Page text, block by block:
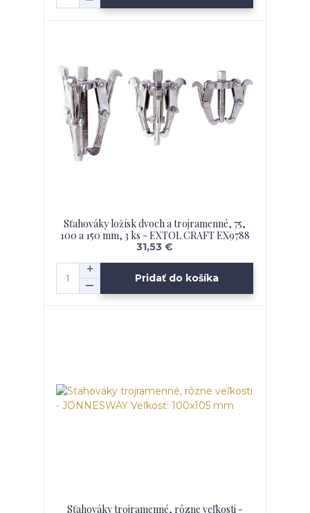
Sťahováky ložísk dvoch a trojramenné, 75,
100 a 150 mm, 3 ks - EXTOL CRAFT EX9788
31,53 €
Pridať do košíka
Sťahováky trojramenné, rôzne veľkosti -